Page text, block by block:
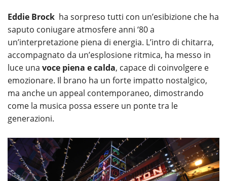
Eddie Brock ha sorpreso tutti con un’esibizione che ha
saputo coniugare atmosfere anni ‘80 a
un’interpretazione piena di energia. L’intro di chitarra,
accompagnato da un’esplosione ritmica, ha messo in
luce una voce piena e calda, capace di coinvolgere e
emozionare. Il brano ha un forte impatto nostalgico,
ma anche un appeal contemporaneo, dimostrando
come la musica possa essere un ponte tra le
generazioni.